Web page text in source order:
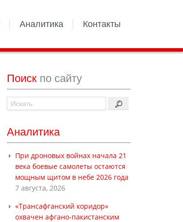
Аналитика Контакты
Поиск по сайту
Аналитика
При дроновых войнах начала 21
века боевые самолеты остаются
мощным щитом в небе 2026 года
7 августа, 2026
«Трансафганский коридор»
охвачен афгано-пакистанским